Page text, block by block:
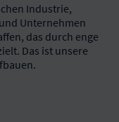
Industrie,
Unternehmen
das durch enge
Das ist unsere